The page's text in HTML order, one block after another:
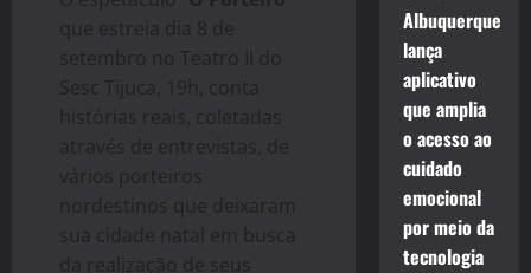
que estreia dia 8 de
setembro no Teatro II do
Sesc Tijuca, 19h, conta
histórias reais, coletadas
através de entrevistas, de
vários porteiros
nordestinos que deixaram
sua cidade natal em busca
da realização de seus
Albuquerque
lança
aplicativo
que amplia
o acesso ao
cuidado
emocional
por meio da
tecnologia